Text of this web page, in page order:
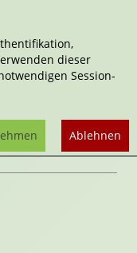
dieser
Session-
Ablehnen